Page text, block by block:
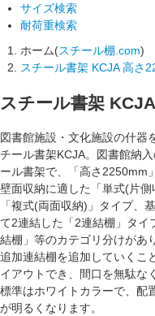
サイズ検索
耐荷重検索
ホーム(スチール棚.com)
スチール書架 KCJA 高さ
スチール書架
図書館施設・文化施設の什器
チール書架KCJA。図書館納
ール書架で、「高さ2250mm
壁面収納に適した「単式(片側
「複式(両面収納) 」タイプ、
て2連結した「2連結棚 」タイ
結棚 」等のカテゴリ分けがあ
追加連結棚を追加していくこ
イアウトでき、間口を無駄な
標準はホワイトカラーで、配
が明るくなります。